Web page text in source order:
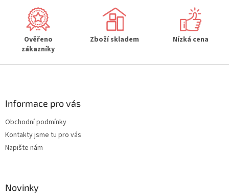
Ověřeno
zákazníky
Zboží skladem Nízká cena
Informace pro vás
Obchodní podmínky
Kontakty jsme tu pro vás
Napište nám
Novinky